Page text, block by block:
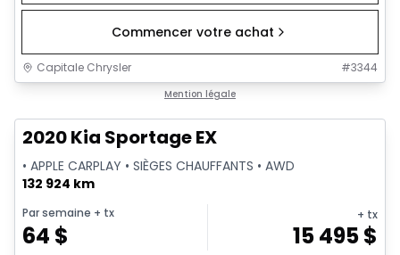
Commencer votre achat
Capitale Chrysler #3344
Mention légale
2020 Kia Sportage EX
• APPLE CARPLAY • SIÈGES CHAUFFANTS • AWD
132 924 km
Par semaine + tx
64 $
+ tx
15 495$